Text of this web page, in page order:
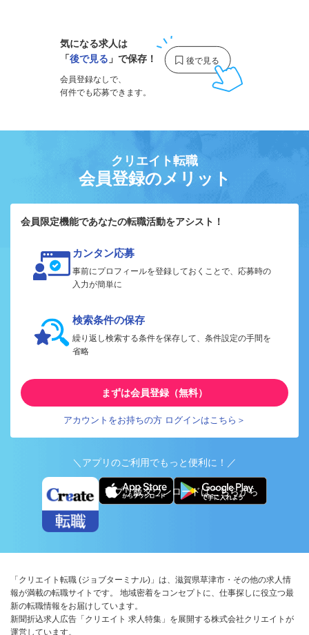
気になる求人は
「後で見る 」で保存！
会員登録なしで、
何件でも応募できます。
クリエイト転職
会員登録のメリット
会員限定機能であなたの転職活動をアシスト！
カンタン応募
事前にプロフィールを登録しておくことで、応募時の
入力が簡単に
検索条件の保存
繰り返し検索する条件を保存して、条件設定の手間を
省略
まずは会員登録（無料）
アカウントをお持ちの方 ログインはこちら＞
＼アプリのご利用でもっと便利に！／
アプリ版ダウンロードはこちらから
「クリエイト転職 (ジョブターミナル)」は、滋賀県草津市・その他の求人情
報が満載の転職サイトです。 地域密着をコンセプトに、仕事探しに役立つ最
新の転職情報をお届けしています。
新聞折込求人広告「クリエイト 求人特集」を展開する株式会社クリエイトが
運営しています。